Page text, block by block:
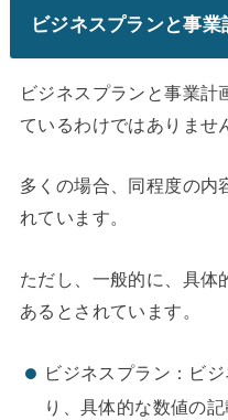
ビジネスプランと事
ビジネスプランと事業
ているわけではありませ
多くの場合、同程度の内
れています。
ただし、一般的に、具体
あるとされています。
ビジネスプラン：ビ
り、具体的な数値の